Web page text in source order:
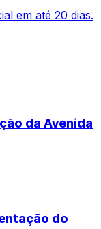
em até 20 dias.
da Avenida
do